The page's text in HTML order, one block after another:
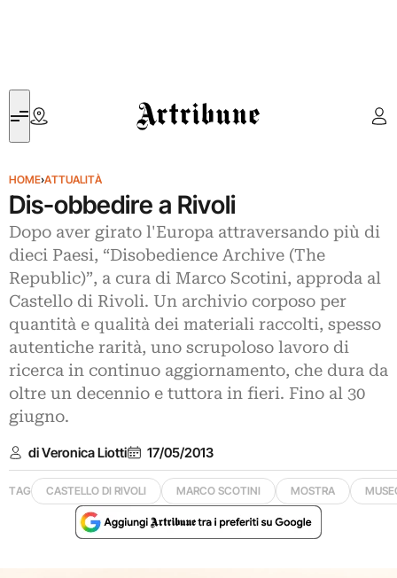
Artribune
HOME›ATTUALITÀ
Dis-obbedire a Rivoli
Dopo aver girato l'Europa attraversando più di
dieci Paesi, “Disobedience Archive (The
Republic)”, a cura di Marco Scotini, approda al
Castello di Rivoli. Un archivio corposo per
quantità e qualità dei materiali raccolti, spesso
autentiche rarità, uno scrupoloso lavoro di
ricerca in continuo aggiornamento, che dura da
oltre un decennio e tuttora in fieri. Fino al 30
giugno.
di Veronica Liotti 17/05/2013
TAG CASTELLO DI RIVOLI MARCO SCOTINI MOSTRA